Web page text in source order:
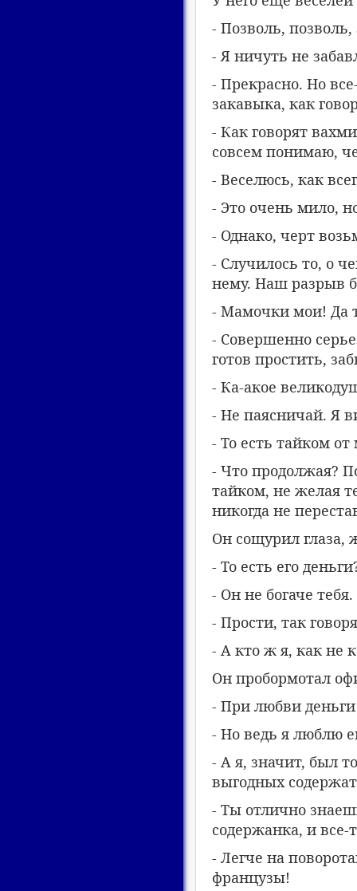
- Позволь, позволь,
- Я ничуть не
- Прекрасно. Но
закавыка, как
- Как говорят
совсем понимаю,
- Веселюсь, как
- Это очень мило,
- Однако, черт
- Случилось то, о
нему. Наш разрыв
- Мамочки мои! Да
- Совершенно
готов простить,
- Ка-акое
- Не паясничай. Я
- То есть тайком
- Что продолжая?
тайком, не желая
никогда не
Он сощурил глаза,
- То есть его
- Он не богаче
- Прости, так
- А кто ж я, как не
Он пробормотал
- При любви
- Но ведь я люблю
- А я, значит, был
выгодных
- Ты отлично
содержанка, и
- Легче на
французы!